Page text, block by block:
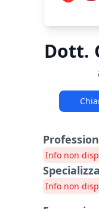
Dott.
Info non
Info non